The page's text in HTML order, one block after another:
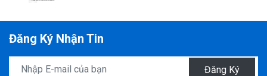
Đăng Ký Nhận Tin
Đăng Ký